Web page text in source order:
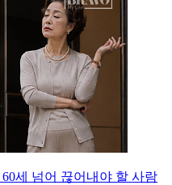
세 넘어 끊어내야 할 사람